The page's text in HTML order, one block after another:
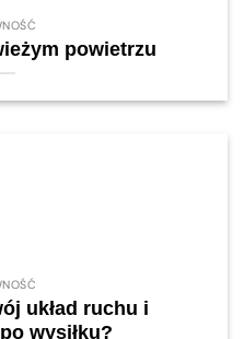
powietrzu
układ ruchu i
wysiłku?